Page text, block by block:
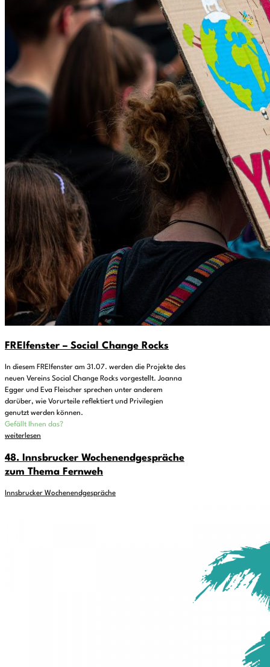
FREIfenster – Social Change Rocks
In diesem FREIfenster am 31.07. werden die Projekte des
neuen Vereins Social Change Rocks vorgestellt. Joanna
Egger und Eva Fleischer sprechen unter anderem
darüber, wie Vorurteile reflektiert und Privilegien
genutzt werden können.
Gefällt Ihnen das?
weiterlesen
48. Innsbrucker Wochenendgespräche
zum Thema Fernweh
Innsbrucker Wochenendgespräche